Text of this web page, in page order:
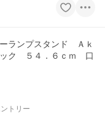
ランプスタンド Ａｋ
ク ５４．６ｃｍ 口
トリー